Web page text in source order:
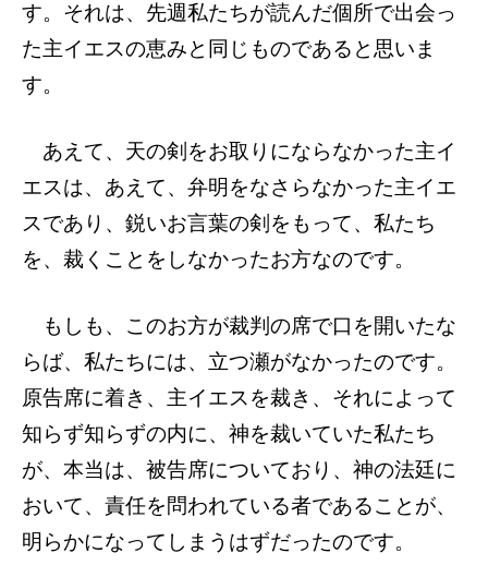
す。それは、先週私たちが読んだ個所で出会っ
た主イエスの恵みと同じものであると思いま
す。
あえて、天の剣をお取りにならなかった主イ
エスは、あえて、弁明をなさらなかった主イエ
スであり、鋭いお言葉の剣をもって、私たち
を、裁くことをしなかったお方なのです。
もしも、このお方が裁判の席で口を開いたな
らば、私たちには、立つ瀬がなかったのです。
原告席に着き、主イエスを裁き、それによって
知らず知らずの内に、神を裁いていた私たち
が、本当は、被告席についており、神の法廷に
おいて、責任を問われている者であることが、
明らかになってしまうはずだったのです。